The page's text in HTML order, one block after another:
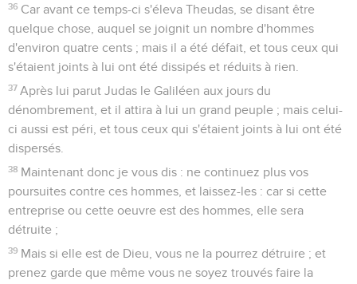
36 Car avant ce temps-ci s'éleva Theudas, se disant être
quelque chose, auquel se joignit un nombre d'hommes
d'environ quatre cents ; mais il a été défait, et tous ceux qui
s'étaient joints à lui ont été dissipés et réduits à rien.
37 Après lui parut Judas le Galiléen aux jours du
dénombrement, et il attira à lui un grand peuple ; mais celui-
ci aussi est péri, et tous ceux qui s'étaient joints à lui ont été
dispersés.
38 Maintenant donc je vous dis : ne continuez plus vos
poursuites contre ces hommes, et laissez-les : car si cette
entreprise ou cette oeuvre est des hommes, elle sera
détruite ;
39 Mais si elle est de Dieu, vous ne la pourrez détruire ; et
prenez garde que même vous ne soyez trouvés faire la